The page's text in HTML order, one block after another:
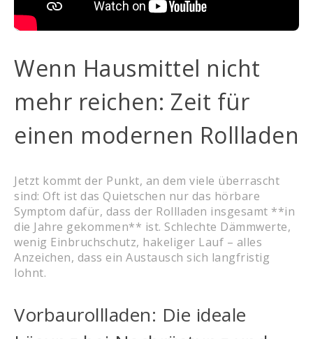
Wenn Hausmittel nicht
mehr reichen: Zeit für
einen modernen Rollladen
Jetzt kommt der Punkt, an dem viele überrascht
sind: Oft ist das Quietschen nur das hörbare
Symptom dafür, dass der Rollladen insgesamt **in
die Jahre gekommen** ist. Schlechte Dämmwerte,
wenig Einbruchschutz, hakeliger Lauf – alles
Anzeichen, dass ein Austausch sich langfristig
lohnt.
Vorbaurollladen: Die ideale